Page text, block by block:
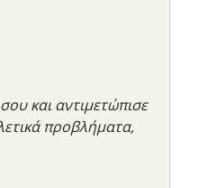
και αντιμετώπισε
προβλήματα,